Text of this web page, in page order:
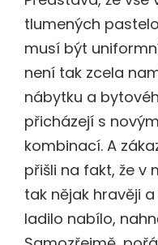
tlumených
musí být
není tak zcela
nábytku a
přicházejí s
kombinací. A
přišli na fakt, že v
tak nějak hravěji
ladilo nabílo,